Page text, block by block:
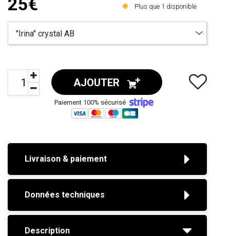
Les attaches sont des puces en acier ch
25€ Plus que 1 disponible
AJOUTER
Paiement 100% sécurisé
Livraison & paiement
Données techniques
Description